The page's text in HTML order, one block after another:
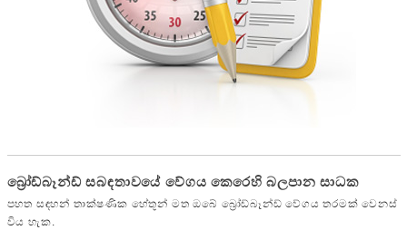
බ්‍රෝඩ්බෑන්ඩ් සබඳතාවයේ වේගය කෙරෙහි බලපාන සාධක
පහත සඳහන් තාක්ෂණික හේතූන් මත ඔබේ බ්‍රෝඩ්බෑන්ඩ් වේගය තරමක් වෙනස්
විය හැක.